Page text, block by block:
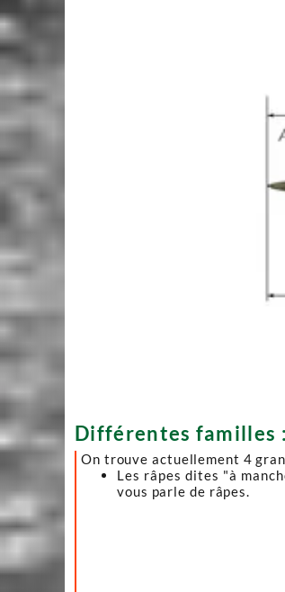
Différentes familles :
On trouve actuellement 4
Les râpes dites "à
vous parle de râpes.